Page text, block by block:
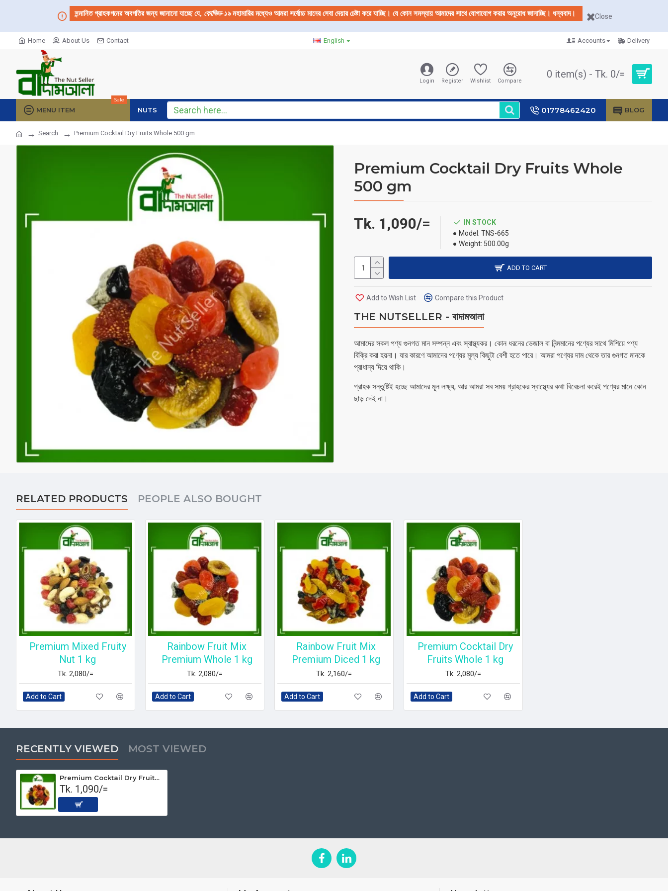
সন্মানিত গ্রাহকগনের অবগতির জন্য জানানো যাচ্ছে যে, কোভিড-১৯মহামারির মধ্যেও আমরা সর্বোচ্চ মানের সেবা দেয়ার চেষ্টা করে যাচ্ছি। যে কোন সমস্যায় আমাদের সাথে যোগাযোগ করার অনুরোধ জানাচ্ছি। ধন্যবাদ। Close
Home About Us Contact English Accounts Delivery
Login Register Wishlist Compare
0 item(s) - Tk. 0/=
MENU ITEM
Sale
NUTS 01778462420 BLOG
Search Premium Cocktail Dry Fruits Whole 500 gm
Premium Cocktail Dry Fruits Whole
500 gm
Tk. 1,090/=
IN STOCK
Model: TNS-665
Weight: 500.00g
ADD TO CART
Add to Wish List Compare this Product
THE NUTSELLER - বাদামআলা
আমাদের সকল পণ্য গুনগত মান সম্পন্ন এবং স্বাস্থ্যকর। কোন ধরনের ভেজাল বা নিন্মমানের পণ্যের সাথে মিশিয়ে পণ্য
বিক্রি করা হয়না। যার কারণে আমাদের পণ্যের মুল্য কিছুটা বেশী হতে পারে। আমরা পণ্যের দাম থেকে তার গুনগত মানকে
প্রাধান্য দিয়ে থাকি।
গ্রাহক সন্তুষ্টিই হচ্ছে আমাদের মূল লক্ষ্য, আর আমরা সব সময় গ্রাহকের স্বাস্থ্যের কথা বিবেচনা করেই পণ্যের মানে কোন
ছাড় দেই না।
RELATED PRODUCTS PEOPLE ALSO BOUGHT
Premium Mixed Fruity
Nut 1 kg
Tk. 2,080/=
Add to Cart
Rainbow Fruit Mix
Premium Whole 1 kg
Tk. 2,080/=
Add to Cart
Rainbow Fruit Mix
Premium Diced 1 kg
Tk. 2,160/=
Add to Cart
Premium Cocktail Dry
Fruits Whole 1 kg
Tk. 2,080/=
Add to Cart
RECENTLY VIEWED MOST VIEWED
Premium Cocktail Dry Fruits Whole 500 gm
Tk. 1,090/=